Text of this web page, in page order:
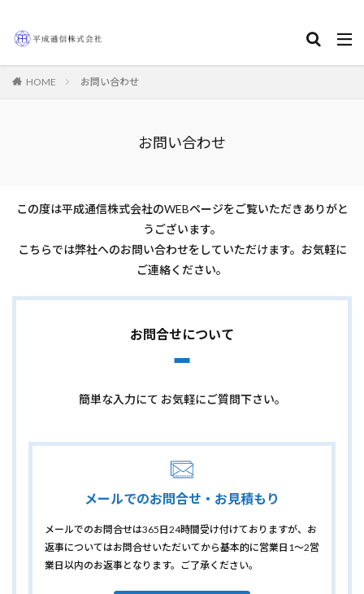
HOME お問い合わせ
お問い合わせ
この度は平成通信株式会社のWEBページをご覧いただきありがと
うございます。
こちらでは弊社へのお問い合わせをしていただけます。お気軽に
ご連絡ください。
お問合せについて
簡単な入力にて お気軽にご質問下さい。
メールでのお問合せ・お見積もり
メールでのお問合せは365日24時間受け付けておりますが、お
返事についてはお問合せいただいてから基本的に営業日1〜2営
業日以内のお返事となります。ご了承ください。